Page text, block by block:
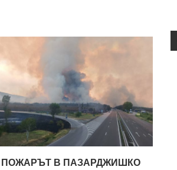
ПОЖАРЪТ В ПАЗАРДЖИШКО